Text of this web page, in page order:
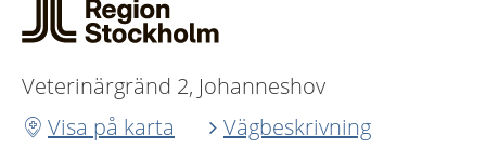
Veterinärgränd 2, Johanneshov
Visa på karta
Vägbeskrivning